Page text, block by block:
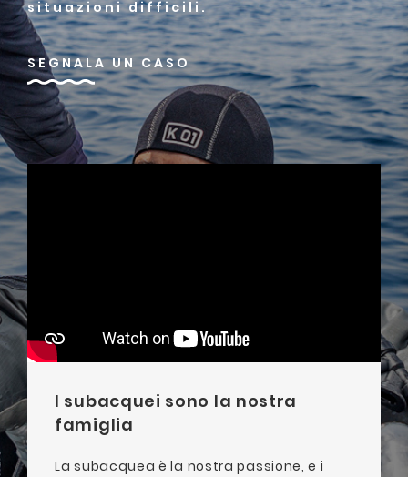
situazioni difficili.
SEGNALA UN CASO
I subacquei sono la nostra
famiglia
La subacquea è la nostra passione, e i